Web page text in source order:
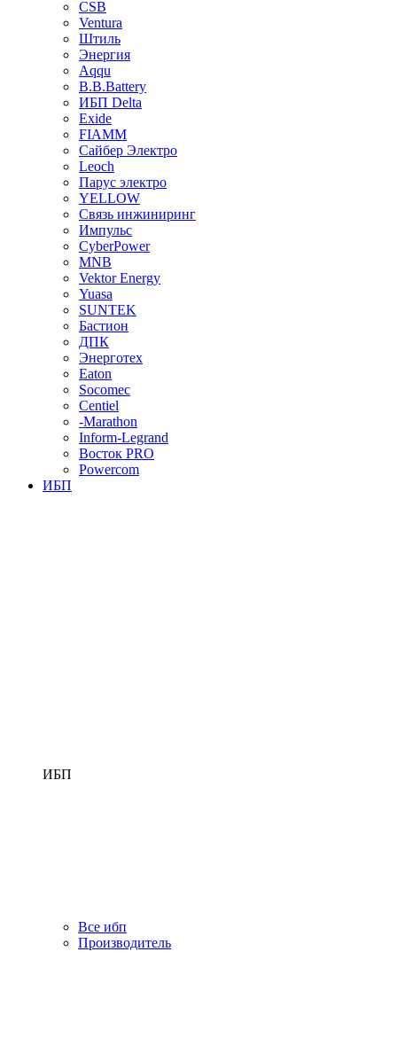
CSB
Ventura
Штиль
Энергия
Aqqu
B.B.Bаttery
ИБП Delta
Exide
FIAMM
Сайбер Электро
Leoch
Парус электро
YELLOW
Связь инжиниринг
Импульс
CyberPower
MNB
Vektor Energy
Yuasa
SUNTEK
Бастион
ДПК
Энерготех
Eaton
Socomec
Centiel
-Marathon
Inform-Legrand
Восток PRO
Powercom
ИБП
ИБП
Все ибп
Производитель